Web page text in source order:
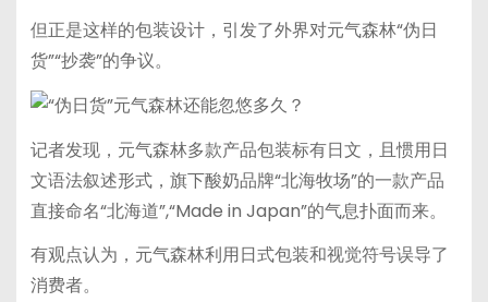
但正是这样的包装设计，引发了外界对元气森林“伪日
货”“抄袭”的争议。
记者发现，元气森林多款产品包装标有日文，且惯用日
文语法叙述形式，旗下酸奶品牌“北海牧场”的一款产品
直接命名“北海道”,“Made in Japan”的气息扑面而来。
有观点认为，元气森林利用日式包装和视觉符号误导了
消费者。